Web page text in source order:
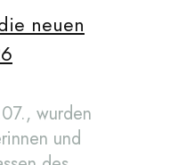
neuen
wurden
und